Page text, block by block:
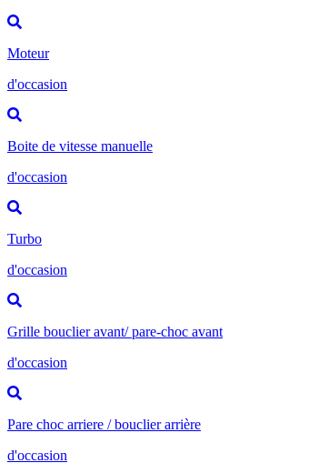
Moteur
d'occasion
Boite de vitesse manuelle
d'occasion
Turbo
d'occasion
Grille bouclier avant/ pare-choc avant
d'occasion
Pare choc arriere / bouclier arrière
d'occasion